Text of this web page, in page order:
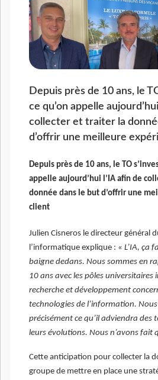
Depuis près de 10 ans, le
ce qu’on appelle
collecter et traiter la
d’offrir une meilleure
Depuis près de 10 ans, le TO
appelle aujourd’hui l’IA afin de
donnée dans le but d’offrir une
client
Julien Cisneros le directeur général
l’informatique explique : « L’IA, ça
baigne dedans. Nous sommes en
10 ans avec les pôles universitaires
recherche et développement
technologies de l’information.
précisément ce qu’il adviendra des
leurs évolutions. Nous n’avons fait
Cette anticipation pour collecter la
groupe de mettre en place une